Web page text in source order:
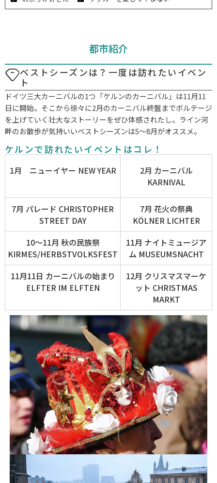
都市紹介
ベストシーズンは？一度は訪れたいイベン
ト
ドイツ三大カーニバルの1つ「ケルンのカーニバル」は11月11
日に開始。そこから徐々に2月のカーニバル終盤までボルテージ
を上げていく壮大なストーリーをぜひ体感されたし。ライン河
畔のお散歩が気持いいベストシーズンは5〜8月がオススメ。
ケルンで訪れたいイベントはコレ！
1月 ニューイヤー NEW YEAR
2月 カーニバル
KARNIVAL
7月 パレード CHRISTOPHER
STREET DAY
7月 花火の祭典
KÖLNER LICHTER
10〜11月 秋の民族祭
KIRMES/HERBSTVOLKSFEST
11月 ナイトミュージア
ム MUSEUMSNACHT
11月11日 カーニバルの始まり
ELFTER IM ELFTEN
12月 クリスマスマーケ
ット CHRISTMAS
MARKT